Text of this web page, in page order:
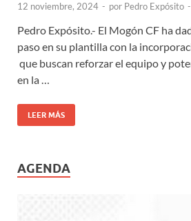
12 noviembre, 2024 - por Pedro Expósito -
Pedro Expósito.- El Mogón CF ha
paso en su plantilla con la
que buscan reforzar el equipo y
en la …
LEER MÁS
AGENDA